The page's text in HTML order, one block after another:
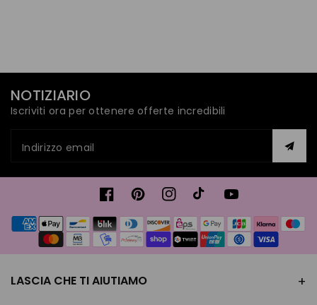
NOTIZIARIO
Iscriviti ora per ottenere offerte incredibili
Indirizzo email
FacebookPinterestInstagramTikTokYouTube
Metodi
di
pagamento
LASCIA CHE TI AIUTIAMO